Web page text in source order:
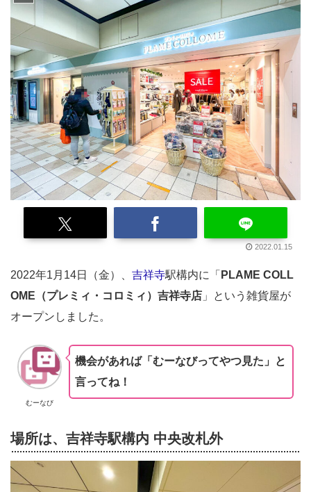
2022.01.15
2022年1月14日（金）、 吉祥寺駅構内に「 PLAME COLL
OME（プレミィ・コロミィ）吉祥寺店 」という雑貨屋が
オープンしました。
むーなび
機会があれば「むーなびってやつ見た」と
言ってね！
場所は、吉祥寺駅構内 中央改札外